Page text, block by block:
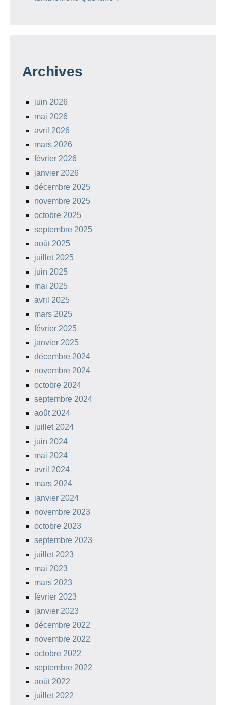
Archives
juin 2026
mai 2026
avril 2026
mars 2026
février 2026
janvier 2026
décembre 2025
novembre 2025
octobre 2025
septembre 2025
août 2025
juillet 2025
juin 2025
mai 2025
avril 2025
mars 2025
février 2025
janvier 2025
décembre 2024
novembre 2024
octobre 2024
septembre 2024
août 2024
juillet 2024
juin 2024
mai 2024
avril 2024
mars 2024
janvier 2024
novembre 2023
octobre 2023
septembre 2023
juillet 2023
mai 2023
mars 2023
février 2023
janvier 2023
décembre 2022
novembre 2022
octobre 2022
septembre 2022
août 2022
juillet 2022